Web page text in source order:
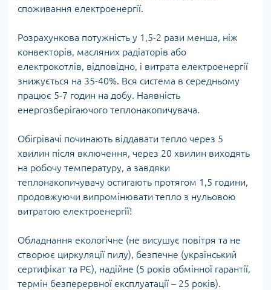
споживання електроенергії.
Розрахункова потужність у 1,5-2 рази менша, ніж
конвекторів, масляних радіаторів або
електрокотлів, відповідно, і витрата електроенергії
знижується на 35-40%. Вся система в середньому
працює 5-7 годин на добу. Наявність
енергозберігаючого теплонакопичувача.
Обігрівачі починають віддавати тепло через 5
хвилин після включення, через 20 хвилин виходять
на робочу температуру, а завдяки
теплонакопичувачу остигають протягом 1,5 години,
продовжуючи випромінювати тепло з нульовою
витратою електроенергії!
Обладнання екологічне (не висушує повітря та не
створює циркуляції пилу), безпечне (український
сертифікат та РЄ), надійне (5 років обмінної гарантії,
термін безперервної експлуатації – 25 років).